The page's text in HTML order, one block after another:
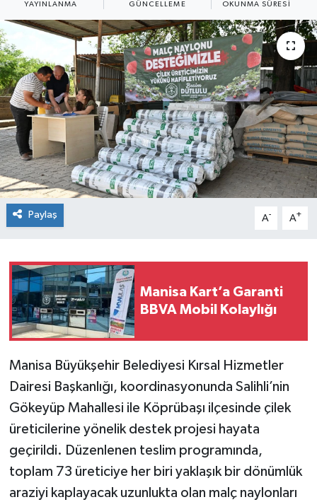
YAYINLANMA GÜNCELLEME OKUNMA SÜRESI
Paylaş A- A+
Manisa Kart’a Garanti
BBVA Mobil Kolaylığı
Manisa Büyükşehir Belediyesi Kırsal Hizmetler
Dairesi Başkanlığı, koordinasyonunda Salihli’nin
Gökeyüp Mahallesi ile Köprübaşı ilçesinde çilek
üreticilerine yönelik destek projesi hayata
geçirildi. Düzenlenen teslim programında,
toplam 73 üreticiye her biri yaklaşık bir dönümlük
araziyi kaplayacak uzunlukta olan malç naylonları